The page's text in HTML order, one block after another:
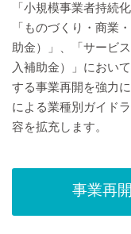
「小規模事業者持続
「ものづくり・商業
助金）」、「サービ
入補助金）」におい
する事業再開を強力
による業種別ガイド
容を拡充します。
事業再